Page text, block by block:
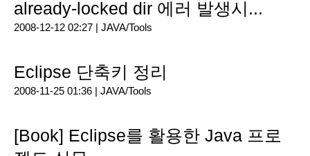
already-locked dir 에러 발생시...
2008-12-12 02:27 | JAVA/Tools
Eclipse 단축키 정리
2008-11-25 01:36 | JAVA/Tools
[Book] Eclipse를 활용한 Java 프로